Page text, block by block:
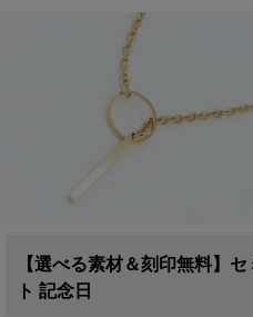
【選べる素材＆刻印無料】
ト 記念日